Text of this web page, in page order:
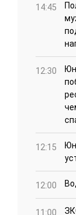
14:45
12:30
12:15
12:00
11:00